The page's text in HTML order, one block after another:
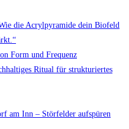
die Acrylpyramide dein Biofeld
Form und Frequenz
Ritual für strukturiertes
am Inn – Störfelder aufspüren